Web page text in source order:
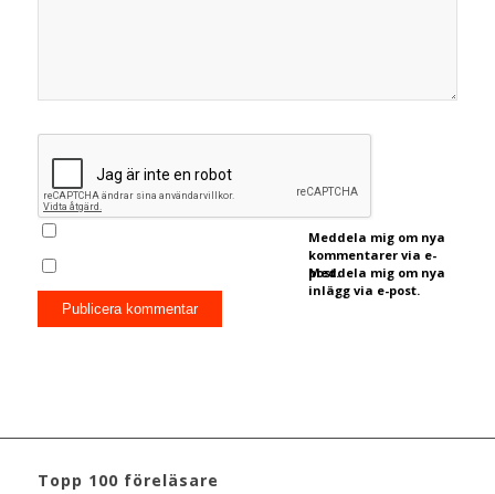
Meddela mig om nya
kommentarer via e-
post.
Meddela mig om nya
inlägg via e-post.
Topp 100 föreläsare